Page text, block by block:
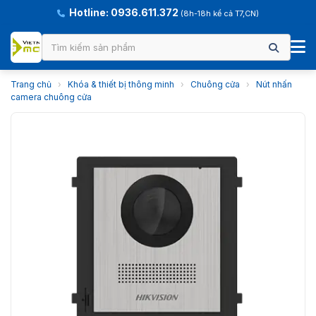
Hotline: 0936.611.372 (8h-18h kể cả T7,CN)
Trang chủ › Khóa & thiết bị thông minh › Chuông cửa ›
Nút nhấn
camera chuông cửa